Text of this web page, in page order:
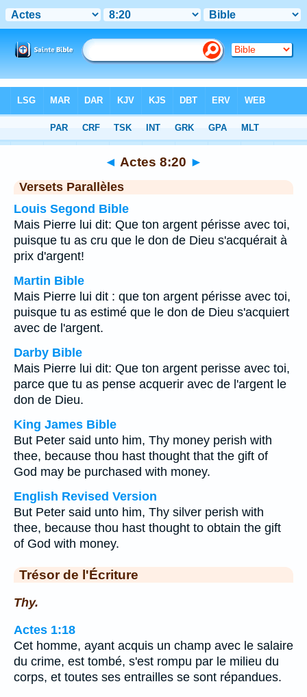
Chapitre 8> Verset 20
◄ Actes 8:20 ►
Versets Parallèles
Louis Segond Bible
Mais Pierre lui dit: Que ton argent périsse avec toi,
puisque tu as cru que le don de Dieu s'acquérait à
prix d'argent!
Martin Bible
Mais Pierre lui dit : que ton argent périsse avec toi,
puisque tu as estimé que le don de Dieu s'acquiert
avec de l'argent.
Darby Bible
Mais Pierre lui dit: Que ton argent perisse avec toi,
parce que tu as pense acquerir avec de l'argent le
don de Dieu.
King James Bible
But Peter said unto him, Thy money perish with
thee, because thou hast thought that the gift of
God may be purchased with money.
English Revised Version
But Peter said unto him, Thy silver perish with
thee, because thou hast thought to obtain the gift
of God with money.
Trésor de l'Écriture
Thy.
Actes 1:18
Cet homme, ayant acquis un champ avec le salaire
du crime, est tombé, s'est rompu par le milieu du
corps, et toutes ses entrailles se sont répandues.